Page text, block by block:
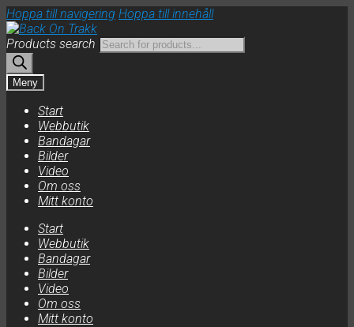
Hoppa till navigering Hoppa till innehåll
Products search
Meny
Start
Webbutik
Bandagar
Bilder
Video
Om oss
Mitt konto
Start
Webbutik
Bandagar
Bilder
Video
Om oss
Mitt konto